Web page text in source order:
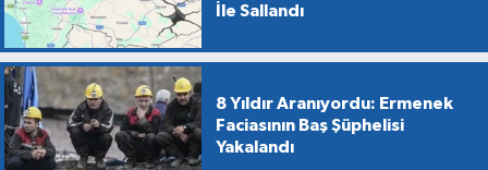
İle Sallandı
8 Yıldır Aranıyordu: Ermenek
Faciasının Baş Şüphelisi
Yakalandı